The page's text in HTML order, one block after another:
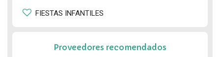
FIESTAS INFANTILES
Proveedores recomendados